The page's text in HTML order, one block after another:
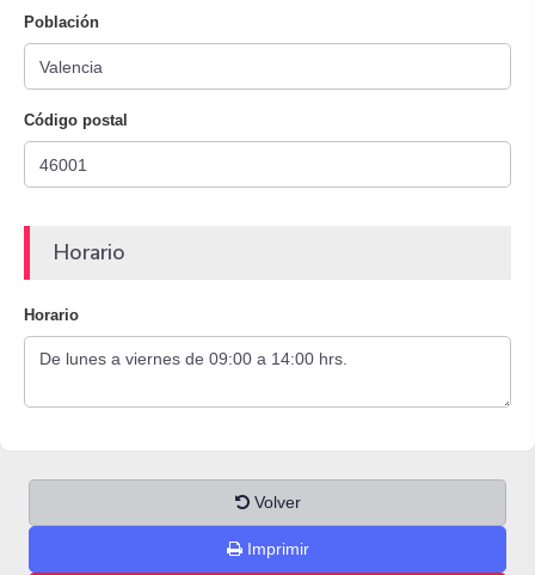
Población
Código postal
Horario
Horario
Volver
Imprimir